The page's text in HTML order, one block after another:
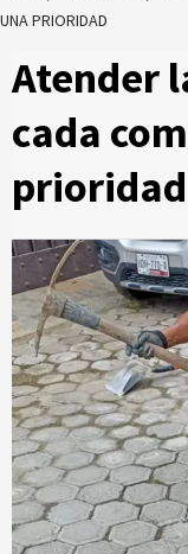
UNA PRIORIDAD
Atender
cada
prioridad